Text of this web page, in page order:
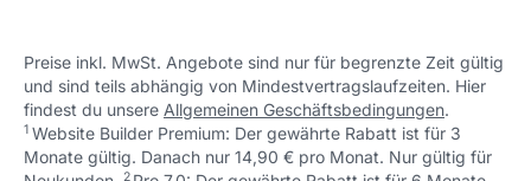
Preise inkl. MwSt. Angebote sind nur für begrenzte Zeit gültig
und sind teils abhängig von Mindestvertragslaufzeiten. Hier
findest du unsere Allgemeinen Geschäftsbedingungen.
1 Website Builder Premium: Der gewährte Rabatt ist für 3
Monate gültig. Danach nur 14,90 € pro Monat. Nur gültig für
2